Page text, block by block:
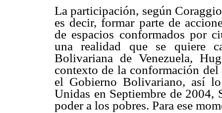
La participación, según
es decir, formar parte de
de espacios conformados por
una realidad que se quiere
Bolivariana de Venezuela,
contexto de la conformación
el Gobierno Bolivariano, así
Unidas en Septiembre de 2004,
poder a los pobres. Para ese